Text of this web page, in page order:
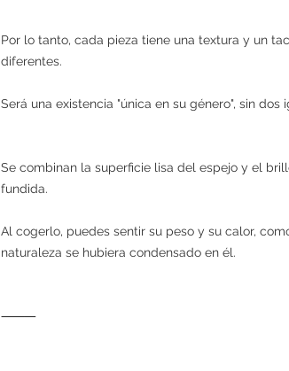
Por lo tanto, cada pieza tiene una textura y un
diferentes.
Será una existencia "única en su género", sin dos
Se combinan la superficie lisa del espejo y el
fundida.
Al cogerlo, puedes sentir su peso y su calor,
naturaleza se hubiera condensado en él.
⸻